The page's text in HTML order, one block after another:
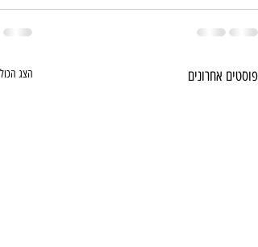
פוסטים אחרונים הצג הכול